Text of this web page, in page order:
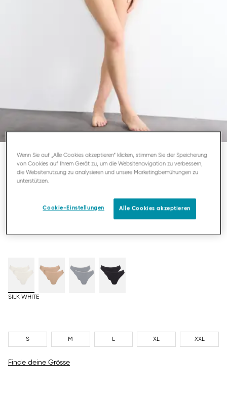
SLOGGI GO SENSE
SLIP MIT HOHEM BEINAUSSCHNITT
SILK WHITE
S M L XL XXL
Finde deine Grösse
Wenn Sie auf „Alle Cookies akzeptieren“ klicken, stimmen Sie der Speicherung
von Cookies auf Ihrem Gerät zu, um die Websitenavigation zu verbessern,
die Websitenutzung zu analysieren und unsere Marketingbemühungen zu
unterstützen.
Cookie-Einstellungen Alle Cookies akzeptieren